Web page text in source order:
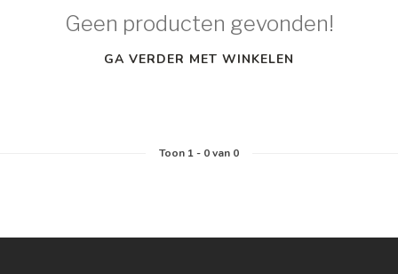
Geen producten gevonden!
GA VERDER MET WINKELEN
Toon 1- 0van 0